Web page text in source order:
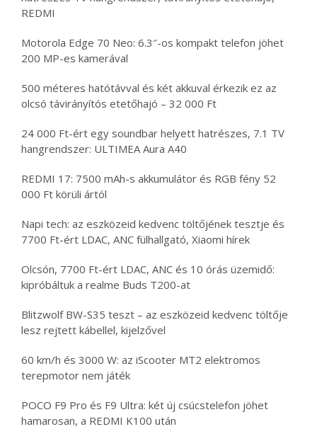
REDMI
Motorola Edge 70 Neo: 6.3″-os kompakt telefon jöhet
200 MP-es kamerával
500 méteres hatótávval és két akkuval érkezik ez az
olcsó távirányítós etetőhajó – 32 000 Ft
24 000 Ft-ért egy soundbar helyett hatrészes, 7.1 TV
hangrendszer: ULTIMEA Aura A40
REDMI 17: 7500 mAh-s akkumulátor és RGB fény 52
000 Ft körüli ártól
Napi tech: az eszközeid kedvenc töltőjének tesztje és
7700 Ft-ért LDAC, ANC fülhallgató, Xiaomi hírek
Olcsón, 7700 Ft-ért LDAC, ANC és 10 órás üzemidő:
kipróbáltuk a realme Buds T200-at
Blitzwolf BW-S35 teszt – az eszközeid kedvenc töltője
lesz rejtett kábellel, kijelzővel
60 km/h és 3000 W: az iScooter MT2 elektromos
terepmotor nem játék
POCO F9 Pro és F9 Ultra: két új csúcstelefon jöhet
hamarosan, a REDMI K100 után